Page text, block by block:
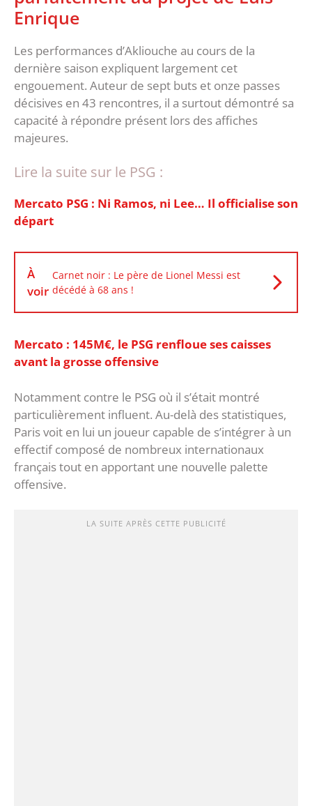
Enrique
‎Les performances d’Akliouche au cours de la
dernière saison expliquent largement cet
engouement. Auteur de sept buts et onze passes
décisives en 43 rencontres, il a surtout démontré sa
capacité à répondre présent lors des affiches
majeures.
Lire la suite sur le PSG :
Mercato PSG : Ni Ramos, ni Lee… Il officialise son
départ
À
voir
Carnet noir : Le père de Lionel Messi est
décédé à 68 ans !
Mercato : 145M€, le PSG renfloue ses caisses
avant la grosse offensive
Notamment contre le PSG où il s’était montré
particulièrement influent. ‎Au-delà des statistiques,
Paris voit en lui un joueur capable de s’intégrer à un
effectif composé de nombreux internationaux
français tout en apportant une nouvelle palette
offensive.
LA SUITE APRÈS CETTE PUBLICITÉ